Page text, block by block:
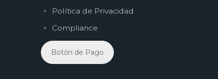
Política de Privacidad
Compliance
Botón de Pago